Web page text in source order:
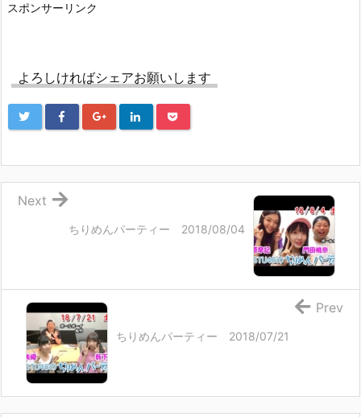
スポンサーリンク
よろしければシェアお願いします
ちりめんパーティー 2018/08/04
Next
ちりめんパーティー 2018/07/21
Prev